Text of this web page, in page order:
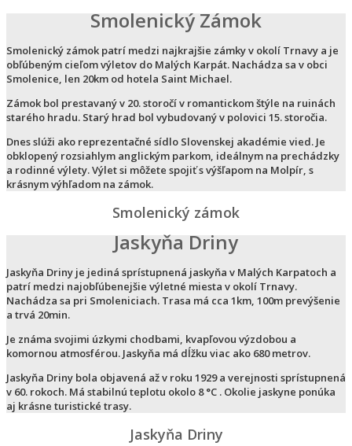
Smolenický Zámok
Smolenický zámok patrí medzi najkrajšie zámky v okolí Trnavy a je
obľúbeným cieľom výletov do Malých Karpát. Nachádza sa v obci
Smolenice, len 20km od hotela Saint Michael.
Zámok bol prestavaný v 20. storočí v romantickom štýle na ruinách
starého hradu. Starý hrad bol vybudovaný v polovici 15. storočia.
Dnes slúži ako reprezentačné sídlo Slovenskej akadémie vied. Je
obklopený rozsiahlym anglickým parkom, ideálnym na prechádzky
a rodinné výlety. Výlet si môžete spojiť s výšľapom na Molpír, s
krásnym výhľadom na zámok.
Smolenický zámok
Jaskyňa Driny
Jaskyňa Driny je jediná sprístupnená jaskyňa v Malých Karpatoch a
patrí medzi najobľúbenejšie výletné miesta v okolí Trnavy.
Nachádza sa pri Smoleniciach. Trasa má cca 1km, 100m prevýšenie
a trvá 20min.
Je známa svojimi úzkymi chodbami, kvapľovou výzdobou a
komornou atmosférou. Jaskyňa má dĺžku viac ako 680 metrov.
Jaskyňa Driny bola objavená až v roku 1929 a verejnosti sprístupnená
v 60. rokoch. Má stabilnú teplotu okolo 8 °C . Okolie jaskyne ponúka
aj krásne turistické trasy.
Jaskyňa Driny